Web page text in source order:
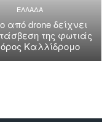
ΕΛΛΑΔΑ
από drone δείχνει
της φωτιάς
Καλλίδρομο